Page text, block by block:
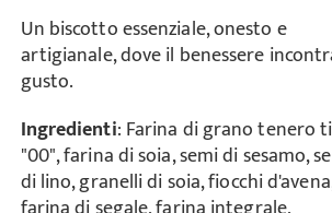
Un biscotto essenziale, onesto e
artigianale, dove il benessere
gusto.
Ingredienti: Farina di grano tenero
"00", farina di soia, semi di sesamo,
di lino, granelli di soia, fiocchi